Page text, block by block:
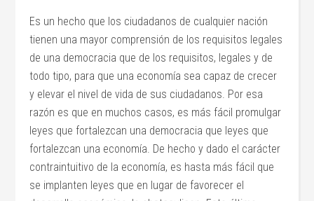
Es un hecho que los ciudadanos de cualquier nación
tienen una mayor comprensión de los requisitos legales
de una democracia que de los requisitos, legales y de
todo tipo, para que una economía sea capaz de crecer
y elevar el nivel de vida de sus ciudadanos. Por esa
razón es que en muchos casos, es más fácil promulgar
leyes que fortalezcan una democracia que leyes que
fortalezcan una economía. De hecho y dado el carácter
contraintuitivo de la economía, es hasta más fácil que
se implanten leyes que en lugar de favorecer el